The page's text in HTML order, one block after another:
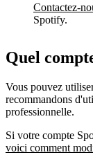
Contactez-
Spotify.
Quel
Vous pouvez
recommandons
professionnelle.
Si votre compte
voici comment